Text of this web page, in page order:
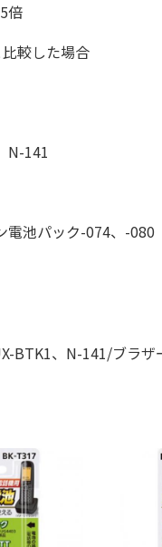
倍
較した場合
N-141
電池パック-074、-080
BTK1、N-141/ブラ